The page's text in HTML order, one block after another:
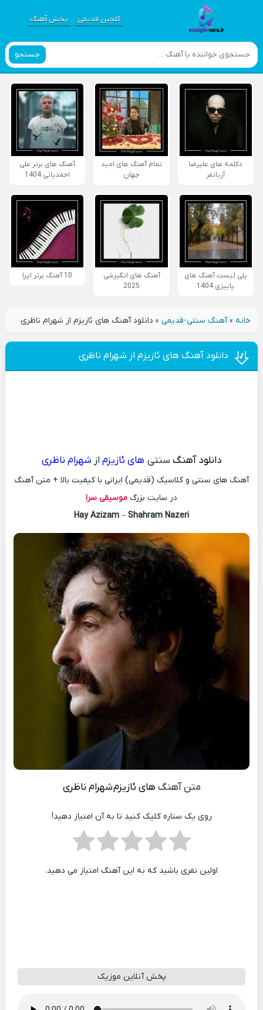
گلچین قدیمی پخش آهنگ
جستجو
دکلمه های علیرضا
آریانفر
تمام آهنگ های امید
جهان
آهنگ های برتر علی
احمدیانی 1404
پلی لیست آهنگ های
پاییزی 1404
آهنگ های انگیزشی
2025
10 آهنگ برتر اپرا
خانه»آهنگ سنتی-قدیمی» دانلود آهنگ های ئازیزم از شهرام ناظری
دانلود آهنگ های ئازیزم از شهرام ناظری
دانلود آهنگ سنتی های ئازیزم از شهرام ناظری
آهنگ های سنتی و کلاسیک (قدیمی) ایرانی با کیفیت بالا + متن آهنگ
در سایت بزرگ موسیقی سرا
Hay Azizam – Shahram Nazeri
متن آهنگ های ئازیزمشهرام ناظری
روی یک ستاره کلیک کنید تا به آن امتیاز دهید!
اولین نفری باشید که به این آهنگ امتیاز می دهید.
پخش آنلاین موزیک